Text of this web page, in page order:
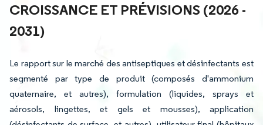
CROISSANCE ET PRÉVISIONS (2026 -
2031)
Le rapport sur le marché des antiseptiques et désinfectants est
segmenté par type de produit (composés d'ammonium
quaternaire, et autres), formulation (liquides, sprays et
aérosols, lingettes, et gels et mousses), application